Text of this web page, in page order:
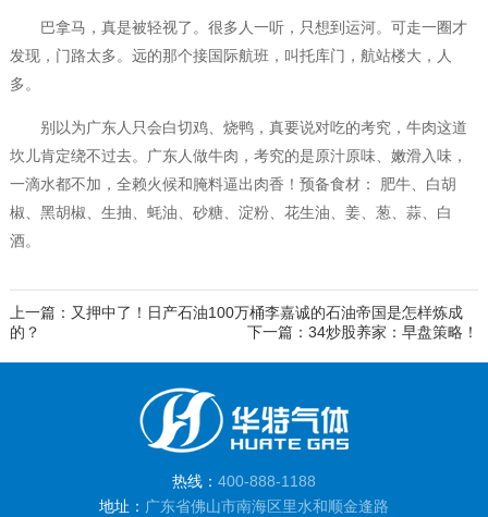
巴拿马，真是被轻视了。很多人一听，只想到运河。可走一圈才
发现，门路太多。远的那个接国际航班，叫托库门，航站楼大，人
多。
别以为广东人只会白切鸡、烧鸭，真要说对吃的考究，牛肉这道
坎儿肯定绕不过去。广东人做牛肉，考究的是原汁原味、嫩滑入味，
一滴水都不加，全赖火候和腌料逼出肉香！预备食材： 肥牛、白胡
椒、黑胡椒、生抽、蚝油、砂糖、淀粉、花生油、姜、葱、蒜、白
酒。
上一篇：又押中了！日产石油100万桶李嘉诚的石油帝国是怎样炼成
的？
下一篇：34炒股养家：早盘策略！
热线： 400-888-1188
地址： 广东省佛山市南海区里水和顺金逢路